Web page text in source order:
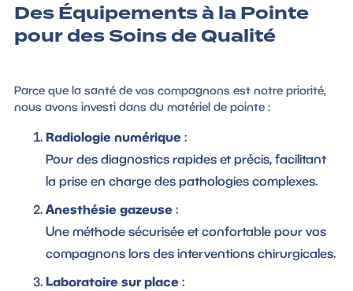
Des Équipements à la Pointe
pour des Soins de Qualité
Parce que la santé de vos compagnons est notre priorité,
nous avons investi dans du matériel de pointe :
Radiologie numérique :
Pour des diagnostics rapides et précis, facilitant
la prise en charge des pathologies complexes.
Anesthésie gazeuse :
Une méthode sécurisée et confortable pour vos
compagnons lors des interventions chirurgicales.
Laboratoire sur place :